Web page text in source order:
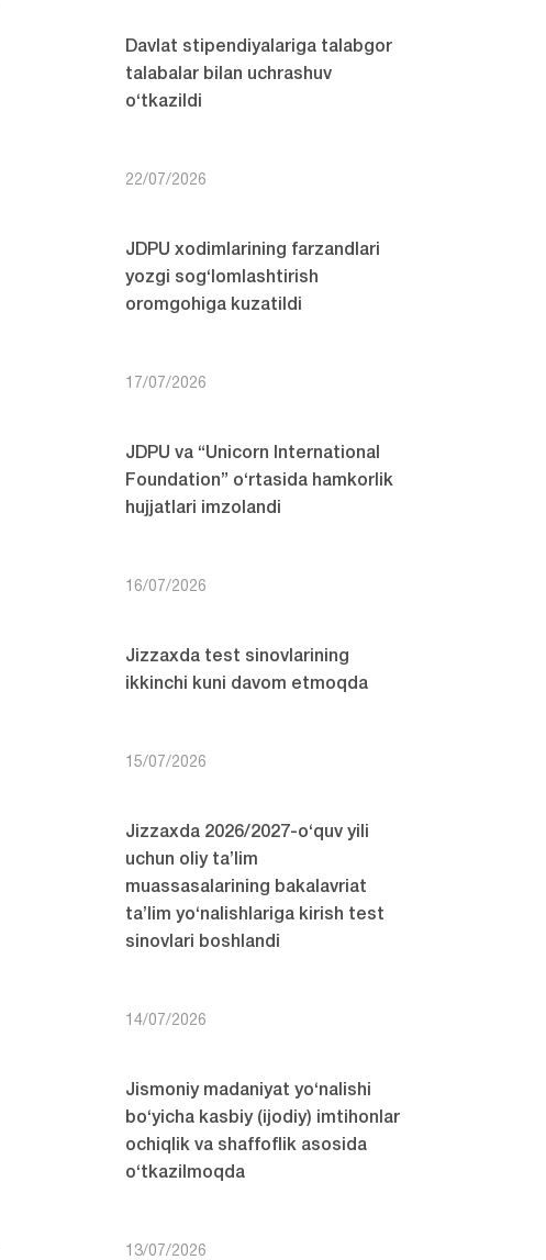
Davlat stipendiyalariga talabgor
talabalar bilan uchrashuv
o‘tkazildi
22/07/2026
JDPU xodimlarining farzandlari
yozgi sog‘lomlashtirish
oromgohiga kuzatildi
17/07/2026
JDPU va “Unicorn International
Foundation” o‘rtasida hamkorlik
hujjatlari imzolandi
16/07/2026
Jizzaxda test sinovlarining
ikkinchi kuni davom etmoqda
15/07/2026
Jizzaxda 2026/2027-o‘quv yili
uchun oliy ta’lim
muassasalarining bakalavriat
ta’lim yo‘nalishlariga kirish test
sinovlari boshlandi
14/07/2026
Jismoniy madaniyat yo‘nalishi
bo‘yicha kasbiy (ijodiy) imtihonlar
ochiqlik va shaffoflik asosida
o‘tkazilmoqda
13/07/2026